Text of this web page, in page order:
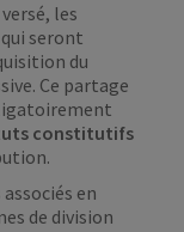
les
qui seront
du
Ce partage
constitutifs
en
de division